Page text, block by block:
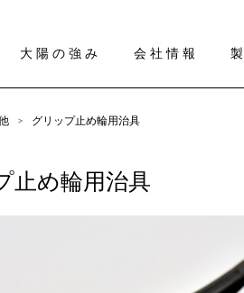
大陽の強み 会社情報
> グリップ止め輪用治具
止め輪用治具